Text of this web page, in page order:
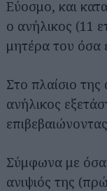
Εύοσμο, και
ο ανήλικος (11
μητέρα του όσα
Στο πλαίσιο
ανήλικος
Σύμφωνα με όσα
ανιψιός της